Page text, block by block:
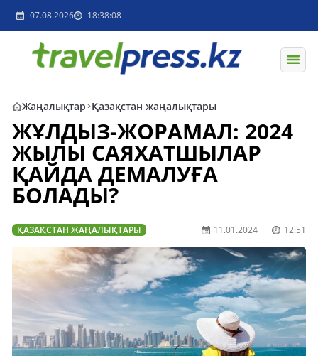
07.08.2026 18:38:08
Жаңалықтар Қазақстан жаңалықтары
ЖҰЛДЫЗ-ЖОРАМАЛ: 2024
ЖЫЛЫ САЯХАТШЫЛАР
ҚАЙДА ДЕМАЛУҒА
БОЛАДЫ?
ҚАЗАҚСТАН ЖАҢАЛЫҚТАРЫ 11.01.2024 12:51